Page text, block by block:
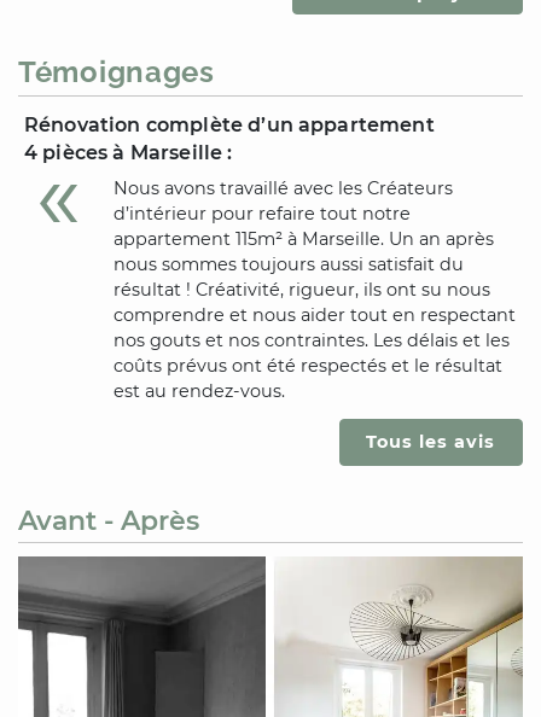
Témoignages
Rénovation complète d’un appartement
4 piècesà Marseille :
Nous avons travaillé avec les Créateurs
d’intérieur pour refaire tout notre
appartement 115m²à Marseille. Un an après
nous sommes toujours aussi satisfait du
résultat ! Créativité, rigueur, ils ont su nous
comprendre et nous aider tout en respectant
nos gouts et nos contraintes. Les délais et les
coûts prévus ont été respectés et le résultat
est au rendez-vous.
Tous les avis
Avant - Après